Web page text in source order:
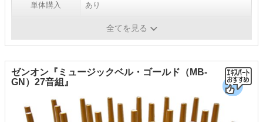
単体購入 あり
全てを見る
ゼンオン『ミュージックベル・ゴールド（MB-
GN）27音組』